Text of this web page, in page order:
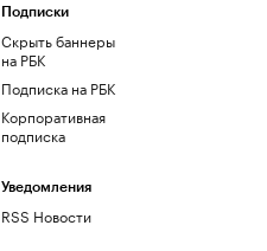
Подписки
Скрыть баннеры
на РБК
Подписка на РБК
Корпоративная
подписка
Уведомления
RSS Новости